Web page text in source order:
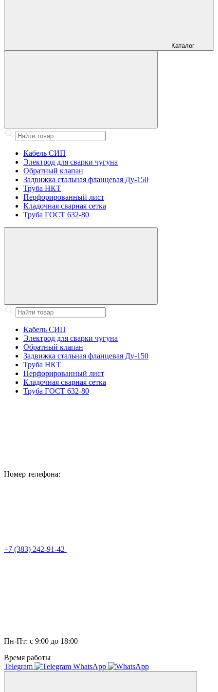
Каталог
Кабель СИП
Электрод для сварки чугуна
Обратный клапан
Задвижка стальная фланцевая Ду-150
Труба НКТ
Перфорированный лист
Кладочная сварная сетка
Труба ГОСТ 632-80
Кабель СИП
Электрод для сварки чугуна
Обратный клапан
Задвижка стальная фланцевая Ду-150
Труба НКТ
Перфорированный лист
Кладочная сварная сетка
Труба ГОСТ 632-80
Номер телефона:
+7 (383) 242-91-42
Пн-Пт: с 9:00 до 18:00
Время работы
Telegram
WhatsApp